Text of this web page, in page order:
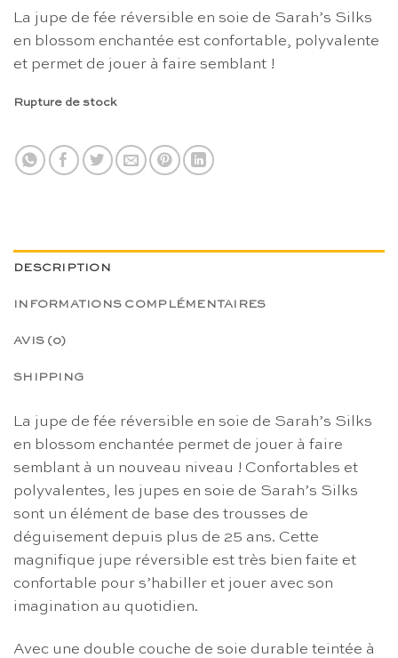
La jupe de fée réversible en soie de Sarah’s Silks
en blossom enchantée est confortable, polyvalente
et permet de jouer à faire semblant !
Rupture de stock
DESCRIPTION
INFORMATIONS COMPLÉMENTAIRES
AVIS (0)
SHIPPING
La jupe de fée réversible en soie de Sarah’s Silks
en blossom enchantée permet de jouer à faire
semblant à un nouveau niveau ! Confortables et
polyvalentes, les jupes en soie de Sarah’s Silks
sont un élément de base des trousses de
déguisement depuis plus de 25 ans. Cette
magnifique jupe réversible est très bien faite et
confortable pour s’habiller et jouer avec son
imagination au quotidien.
Avec une double couche de soie durable teintée à